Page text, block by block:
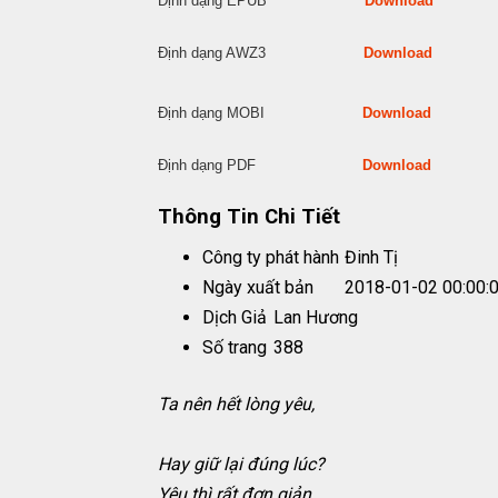
Định dạng AWZ3 Download
Định dạng MOBI Download
Định dạng PDF Download
Thông Tin Chi Tiết
Công ty phát hành Đinh Tị
Ngày xuất bản
2018-01-02
Dịch Giả Lan Hương
Số trang 388
Ta nên hết lòng yêu,
Hay giữ lại đúng lúc?